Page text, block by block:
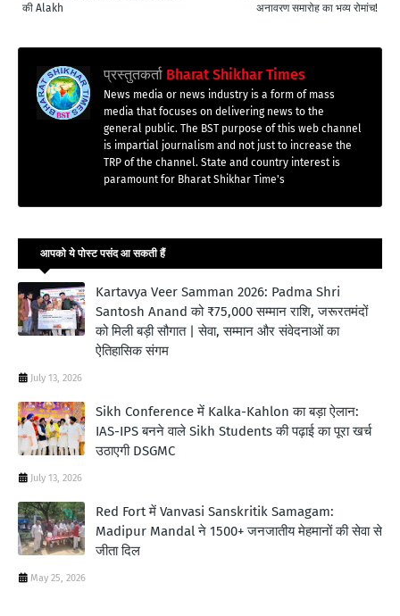
अनावरण समारोह का भव्य रोमांच!
की Alakh
प्रस्तुतकर्ता Bharat Shikhar Times
News media or news industry is a form of mass
media that focuses on delivering news to the
general public. The BST purpose of this web channel
is impartial journalism and not just to increase the
TRP of the channel. State and country interest is
paramount for Bharat Shikhar Time's
आपको ये पोस्ट पसंद आ सकती हैं
Kartavya Veer Samman 2026: Padma Shri
Santosh Anand को ₹75,000 सम्मान राशि, जरूरतमंदों
को मिली बड़ी सौगात | सेवा, सम्मान और संवेदनाओं का
ऐतिहासिक संगम
July 13, 2026
Sikh Conference में Kalka-Kahlon का बड़ा ऐलान:
IAS-IPS बनने वाले Sikh Students की पढ़ाई का पूरा खर्च
उठाएगी DSGMC
July 13, 2026
Red Fort में Vanvasi Sanskritik Samagam:
Madipur Mandal ने 1500+ जनजातीय मेहमानों की सेवा से
जीता दिल
May 25, 2026